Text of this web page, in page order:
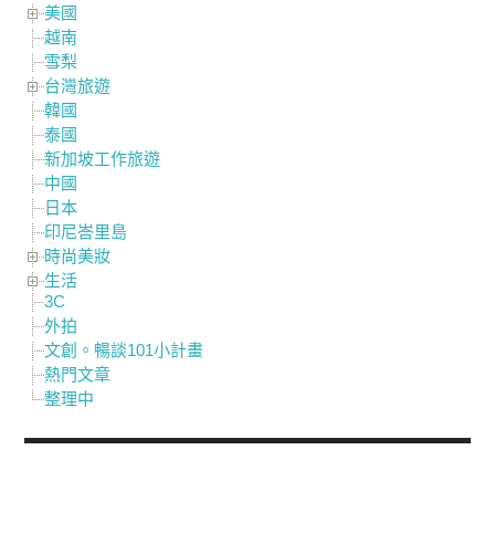
美國
越南
雪梨
台灣旅遊
韓國
泰國
新加坡工作旅遊
中國
日本
印尼峇里島
時尚美妝
生活
3C
外拍
文創。暢談101小計畫
熱門文章
整理中